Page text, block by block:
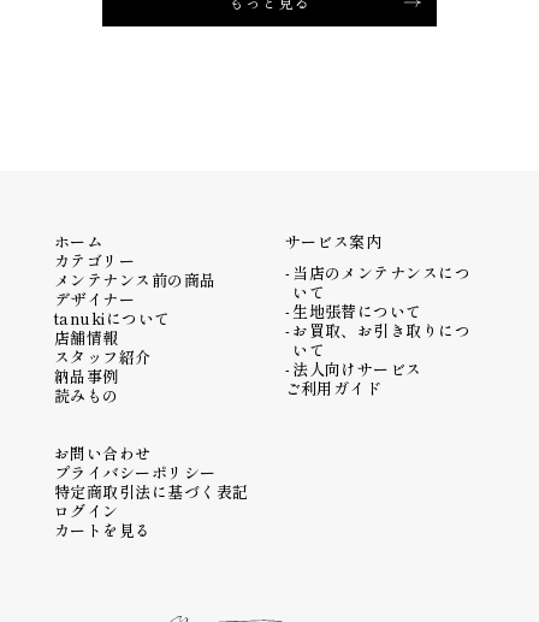
ホーム
カテゴリー
メンテナンス前の商品
デザイナー
tanukiについて
店舗情報
スタッフ紹介
納品事例
読みもの
サービス案内
当店のメンテナンスにつ
いて
生地張替について
お買取、お引き取りにつ
いて
法人向けサービス
ご利用ガイド
お問い合わせ
プライバシーポリシー
特定商取引法に基づく表記
ログイン
カートを見る